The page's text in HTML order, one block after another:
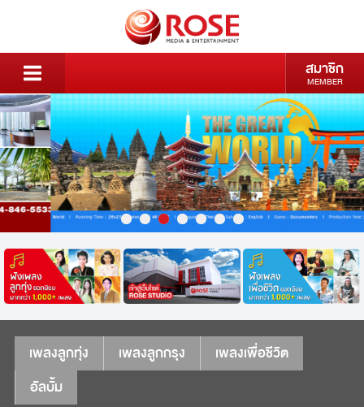
สมาชิก
MEMBER
เพลงลูกทุ่ง เพลงลูกกรุง
เพลงเพื่อชีวิต
อัลบั้ม